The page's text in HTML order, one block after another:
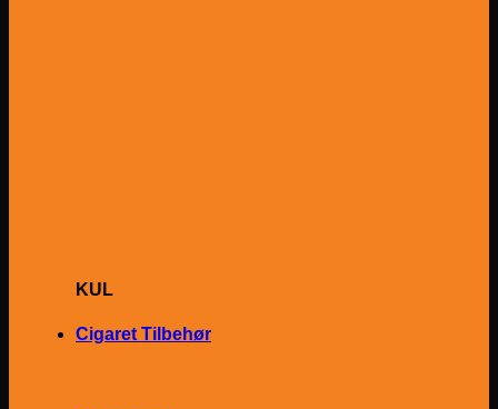
KUL
Cigaret Tilbehør